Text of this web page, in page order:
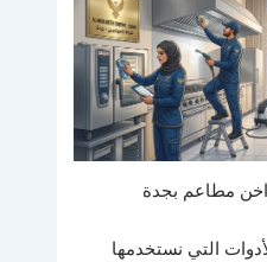
مطاعم بجدة
التي نستخدمها